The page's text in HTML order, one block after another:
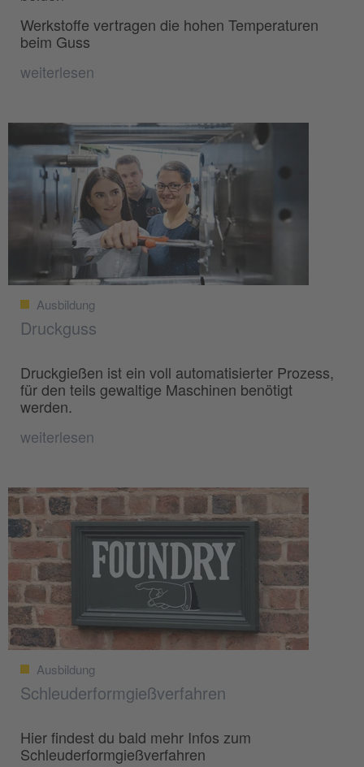
Werkstoffe vertragen die hohen Temperaturen
beim Guss
weiterlesen
Ausbildung
Druckguss
Druckgießen ist ein voll automatisierter Prozess,
für den teils gewaltige Maschinen benötigt
werden.
weiterlesen
Ausbildung
Schleuderformgießverfahren
Hier findest du bald mehr Infos zum
Schleuderformgießverfahren